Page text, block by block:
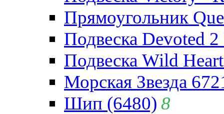
Прямоугольник
Подвеска Devoted
Подвеска Wild
Морская Звезда
Шип (6480) 8